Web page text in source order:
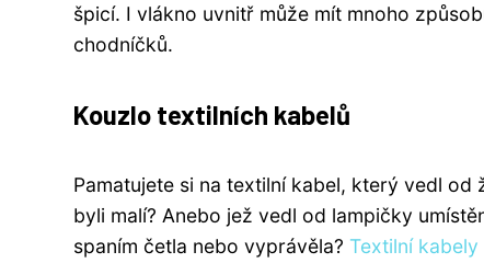
špicí. I vlákno uvnitř může mít mnoho
chodníčků.
Kouzlo textilních kabelů
Pamatujete si na textilní kabel, který vedl
byli malí? Anebo jež vedl od lampičky
spaním četla nebo vyprávěla? Textilní kabely